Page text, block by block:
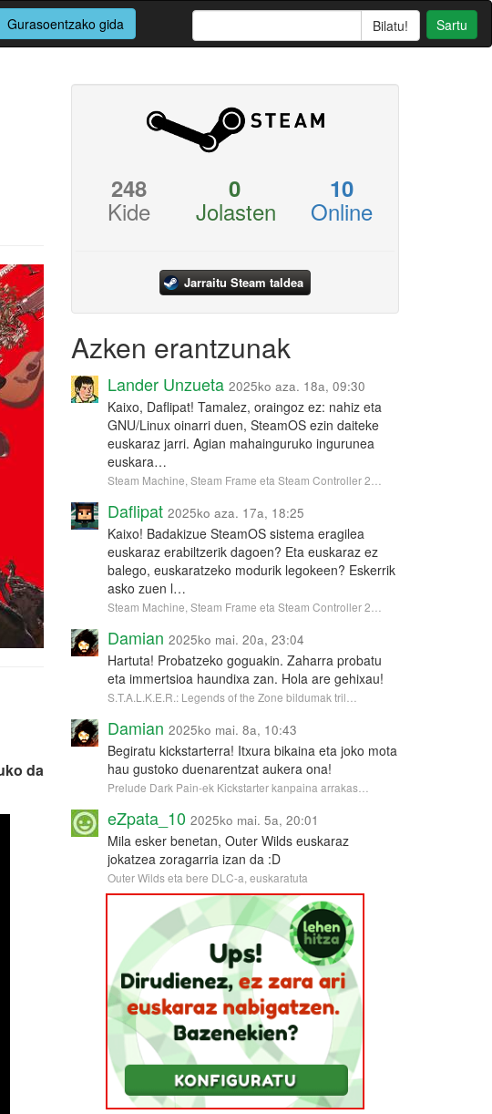
Gurasoentzako gida Sartu
da
248
Kide
0
Jolasten
10
Online
Jarraitu Steam taldea
Azken erantzunak
Lander Unzueta 2025ko aza. 18a, 09:30
Kaixo, Daflipat! Tamalez, oraingoz ez: nahiz eta
GNU/Linux oinarri duen, SteamOS ezin daiteke
euskaraz jarri. Agian mahainguruko ingurunea
euskara…
Steam Machine, Steam Frame eta Steam Controller 2…
Daflipat 2025ko aza. 17a, 18:25
Kaixo! Badakizue SteamOS sistema eragilea
euskaraz erabiltzerik dagoen? Eta euskaraz ez
balego, euskaratzeko modurik legokeen? Eskerrik
asko zuen l…
Steam Machine, Steam Frame eta Steam Controller 2…
Damian 2025ko mai. 20a, 23:04
Hartuta! Probatzeko goguakin. Zaharra probatu
eta immertsioa haundixa zan. Hola are gehixau!
S.T.A.L.K.E.R.: Legends of the Zone bildumak tril…
Damian 2025ko mai. 8a, 10:43
Begiratu kickstarterra! Itxura bikaina eta joko mota
hau gustoko duenarentzat aukera ona!
Prelude Dark Pain-ek Kickstarter kanpaina arrakas…
eZpata_10 2025ko mai. 5a, 20:01
Mila esker benetan, Outer Wilds euskaraz
jokatzea zoragarria izan da :D
Outer Wilds eta bere DLC-a, euskaratuta